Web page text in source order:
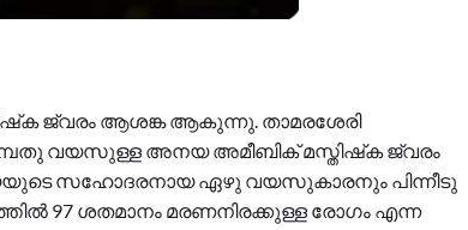
ജ്വരം ആശങ്ക ആകുന്നു. താമരശേരി
വയസുള്ള അനയ അമീബിക് മസ്തിഷ്‌ക ജ്വരം
സഹോദരനായ ഏഴു വയസുകാരനും പിന്നീടു
97 ശതമാനം മരണനിരക്കുള്ള രോഗം എന്ന